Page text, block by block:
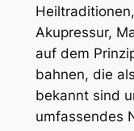
Akupressur,
auf dem
bahnen, die
bekannt sind
umfassendes